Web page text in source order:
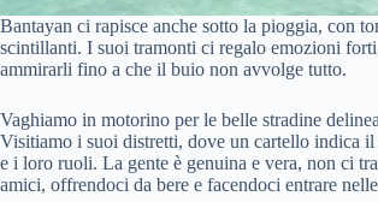
Bantayan ci rapisce anche sotto la pioggia, con
scintillanti. I suoi tramonti ci regalo emozioni
ammirarli fino a che il buio non avvolge tutto.
Vaghiamo in motorino per le belle stradine
Visitiamo i suoi distretti, dove un cartello indica
e i loro ruoli. La gente è genuina e vera, non ci
amici, offrendoci da bere e facendoci entrare